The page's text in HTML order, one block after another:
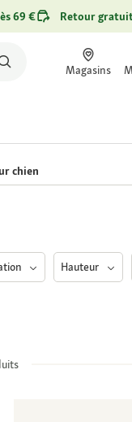
69 € Retour
Magasins
chien
Hauteur